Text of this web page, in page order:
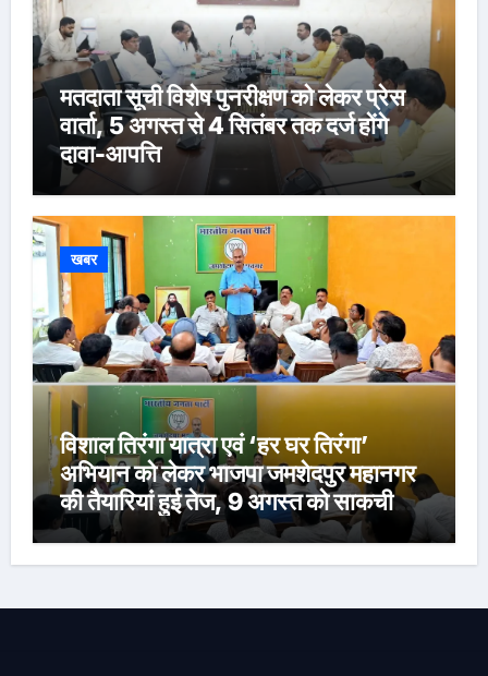
मतदाता सूची विशेष पुनरीक्षण को लेकर प्रेस
वार्ता, 5 अगस्त से 4 सितंबर तक दर्ज होंगे
दावा-आपत्ति
खबर
विशाल तिरंगा यात्रा एवं ‘हर घर तिरंगा’
अभियान को लेकर भाजपा जमशेदपुर महानगर
की तैयारियां हुई तेज, 9 अगस्त को साकची
नेताजी सुभाष मैदान से निकलेगी विशाल तिरंगा
यात्रा